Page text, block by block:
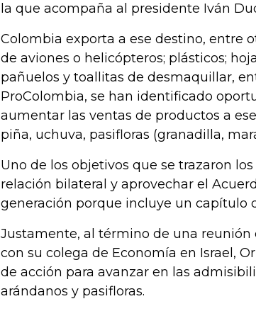
la que acompaña al presidente Iván
Colombia exporta a ese destino, entre
de aviones o helicópteros; plásticos;
pañuelos y toallitas de desmaquillar,
ProColombia, se han identificado
aumentar las ventas de productos a
piña, uchuva, pasifloras (granadilla,
Uno de los objetivos que se trazaron
relación bilateral y aprovechar el
generación porque incluye un capítulo
Justamente, al término de una
con su colega de Economía en Israel,
de acción para avanzar en las
arándanos y pasifloras.